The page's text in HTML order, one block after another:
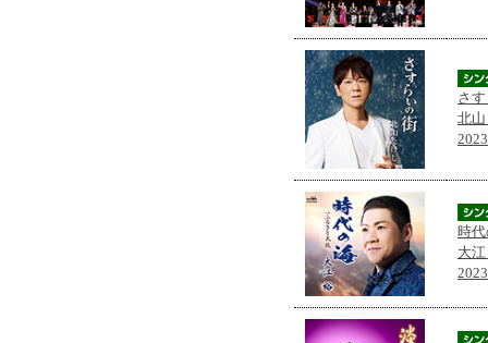
さ
北
時
大